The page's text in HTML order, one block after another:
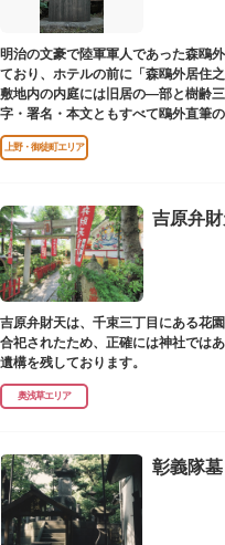
明治の文豪で陸軍軍人であった森鴎
ており、ホテルの前に「森鴎外居住
敷地内の内庭には旧居の―部と樹齢
字・署名・本文ともすべて鴎外直筆
文学碑も建っています。
上野・御徒町エリア
吉原弁
吉原弁財天は、千束三丁目にある花
合祀されたため、正確には神社では
遺構を残しております。
奥浅草エリア
彰義隊墓